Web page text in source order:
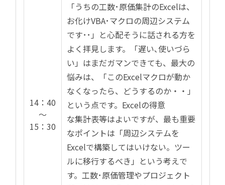
14：40
～
15：30
「うちの工数･原価集計のExcelは、
お化けVBA･マクロの周辺システム
です･･」と心配そうに話される方を
よく拝見します。「遅い､使いづら
い」はまだガマンできても、最大の
悩みは、「このExcelマクロが動か
なくなったら、どうするのか・・」
という点です。Excelの得意
な集計表等はよいですが、最も重要
なポイントは「周辺システムを
Excelで構築してはいけない。ツー
ルに移行するべき」という考えで
す。工数･原価管理やプロジェクト